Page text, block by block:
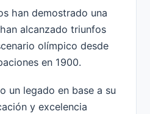
han demostrado una
alcanzado triunfos
olímpico desde
en 1900.
un legado en base a su
y excelencia